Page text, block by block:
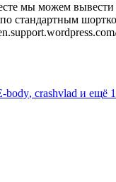
мы можем вывести
стандартным
body, crashvlad и ещё